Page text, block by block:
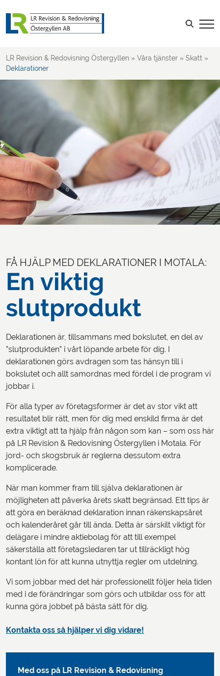
Ägarledda företag
Företagsbeskattning
Deklarationer
LOGGA IN
Sök efter:
LR Revision & Redovisning Östergyllen » Våra tjänster » Skatt »
Deklarationer
FÅ HJÄLP MED DEKLARATIONER I MOTALA:
En viktig
slutprodukt
Deklarationen är, tillsammans med bokslutet, en del av
”slutprodukten” i vårt löpande arbete för dig. I
deklarationen görs avdragen som tas hänsyn till i
bokslutet och allt samordnas med fördel i de program vi
jobbar i.
För alla typer av företagsformer är det av stor vikt att
resultatet blir rätt, men för dig med enskild firma är det
extra viktigt att ta hjälp från någon som kan – som oss här
på LR Revision & Redovisning Östergyllen i Motala. För
jord- och skogsbruk är reglerna dessutom extra
komplicerade.
När man kommer fram till själva deklarationen är
möjligheten att påverka årets skatt begränsad. Ett tips är
att göra en beräknad deklaration innan räkenskapsåret
och kalenderåret går till ända. Detta är särskilt viktigt för
delägare i mindre aktiebolag för att till exempel
säkerställa att företagsledaren tar ut tillräckligt hög
kontant lön för att kunna utnyttja regler om utdelning.
Vi som jobbar med det här professionellt följer hela tiden
med i de förändringar som görs och utbildar oss för att
kunna göra jobbet på bästa sätt för dig.
Kontakta oss så hjälper vi dig vidare!
Med oss på LR Revision & Redovisning